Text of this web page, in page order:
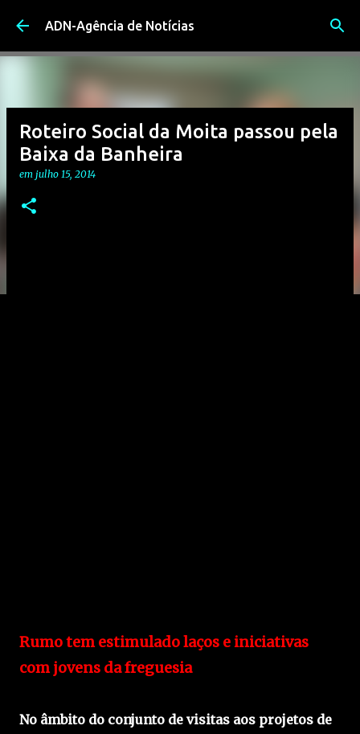
Avançar para o conteúdo principal
ADN-Agência de Notícias
Roteiro Social da Moita passou pela
Baixa da Banheira
em julho 15, 2014
Rumo tem estimulado laços e iniciativas
com jovens da freguesia
No âmbito do conjunto de visitas aos projetos de